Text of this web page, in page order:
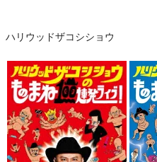
ハリウッドザコシショウ